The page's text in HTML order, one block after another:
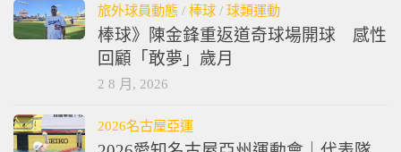
旅外球員動態 / 棒球 / 球類運動
棒球》陳金鋒重返道奇球場開球 感性
回顧「敢夢」歲月
2026名古屋亞運